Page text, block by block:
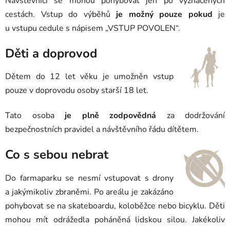
cestách. Vstup do výběhů je možný pouze pokud je
u vstupu cedule s nápisem „VSTUP POVOLEN“.
Děti a doprovod
Dětem do 12 let věku je umožněn vstup
pouze v doprovodu osoby starší 18 let.
Tato osobaje plně zodpovědná za dodržování
bezpečnostních pravidel a návštěvního řádu dítětem.
Co s sebou nebrat
Do farmaparku se nesmí vstupovat s drony
a jakýmikoliv zbraněmi. Po areálu je zakázáno
pohybovat se na skateboardu, koloběžce nebo bicyklu. Děti
mohou mít odrážedla poháněná lidskou silou. Jakékoliv